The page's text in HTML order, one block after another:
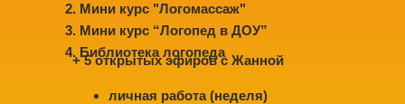
2.⁠ ⁠Мини курс "Логомассаж"
3.⁠ ⁠Мини курс “Логопед в ДОУ”
4.⁠ ⁠Библиотека логопеда
+ 5 открытых эфиров с Жанной
личная работа (неделя)